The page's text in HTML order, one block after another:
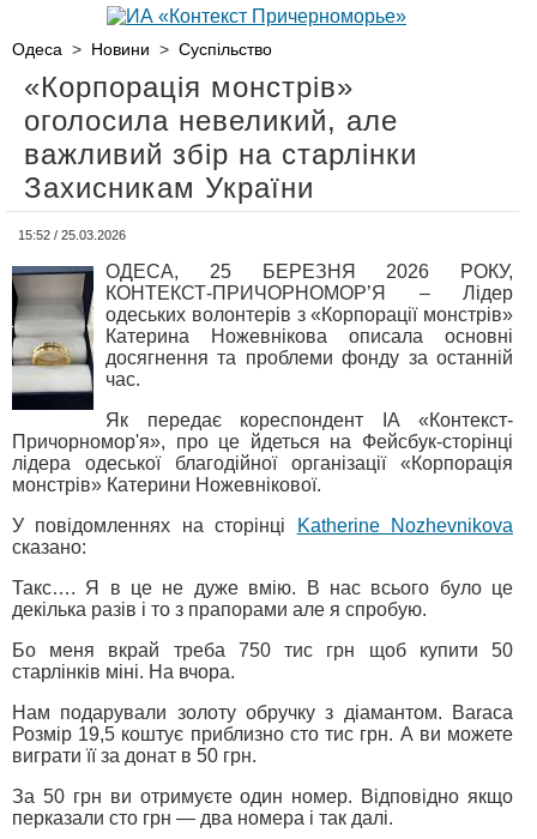
Одеса > Новини > Суспільство
«Корпорація монстрів»
оголосила невеликий, але
важливий збір на старлінки
Захисникам України
15:52 / 25.03.2026
ОДЕСА, 25 БЕРЕЗНЯ 2026 РОКУ,
КОНТЕКСТ-ПРИЧОРНОМОР’Я – Лідер
одеських волонтерів з «Корпорації монстрів»
Катерина Ножевнікова описала основні
досягнення та проблеми фонду за останній
час.
Як передає кореспондент ІА «Контекст-
Причорномор'я», про це йдеться на Фейсбук-сторінці
лідера одеської благодійної організації «Корпорація
монстрів» Катерини Ножевнікової.
У повідомленнях на сторінці
Katherine Nozhevnikova
сказано:
Такс…. Я в це не дуже вмію. В нас всього було це
декілька разів і то з прапорами але я спробую.
Бо меня вкрай треба 750 тис грн щоб купити 50
старлінків міні. На вчора.
Нам подарували золоту обручку з діамантом. Baraca
Розмір 19,5 коштує приблизно сто тис грн. А ви можете
виграти її за донат в 50 грн.
За 50 грн ви отримуєте один номер. Відповідно якщо
перказали сто грн — два номера і так далі.